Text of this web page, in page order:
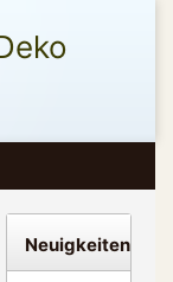
Neuigkeiten